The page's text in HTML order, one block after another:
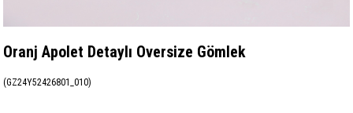
Oranj Apolet Detaylı Oversize Gömlek
(GZ24Y52426801_010)